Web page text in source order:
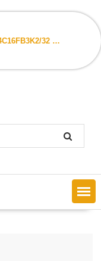
HyperX FURY Black HX434C16FB3K2/32 Memoria RAM 32GB Kit*(2x16GB) 3466MHz DDR4 CL16 DIMM